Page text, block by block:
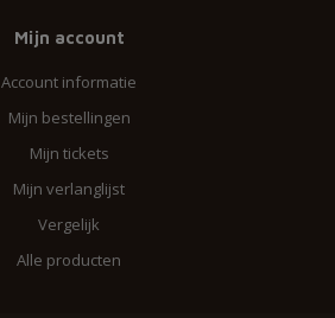
Mijn account
Account informatie
Mijn bestellingen
Mijn tickets
Mijn verlanglijst
Vergelijk
Alle producten